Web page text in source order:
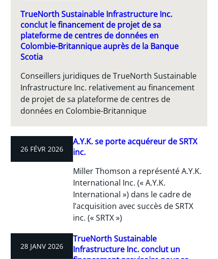
TrueNorth Sustainable Infrastructure Inc.
conclut le financement de projet de sa
plateforme de centres de données en
Colombie-Britannique auprès de la Banque
Scotia
Conseillers juridiques de TrueNorth Sustainable
Infrastructure Inc. relativement au financement
de projet de sa plateforme de centres de
données en Colombie-Britannique
26 FÉVR 2026
A.Y.K. se porte acquéreur de SRTX
inc.
Miller Thomson a représenté A.Y.K.
International Inc. (« A.Y.K.
International ») dans le cadre de
l’acquisition avec succès de SRTX
inc. (« SRTX »)
28 JANV 2026
TrueNorth Sustainable
Infrastructure Inc. conclut un